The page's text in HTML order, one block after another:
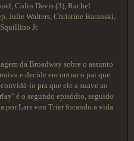
Colin Davis (3), Rachel
Julie Walters, Christine Baranski,
Jr.
da Broadway sobre o assunto
e decide encontrar o pai que
lo pra que ele a suave ao
é o segundo episódio, seguido
por Lars von Trier focando a vida